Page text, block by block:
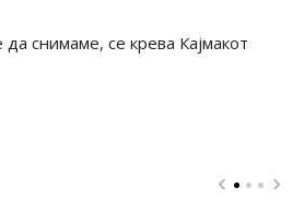
снимаме, се крева Кајмакот